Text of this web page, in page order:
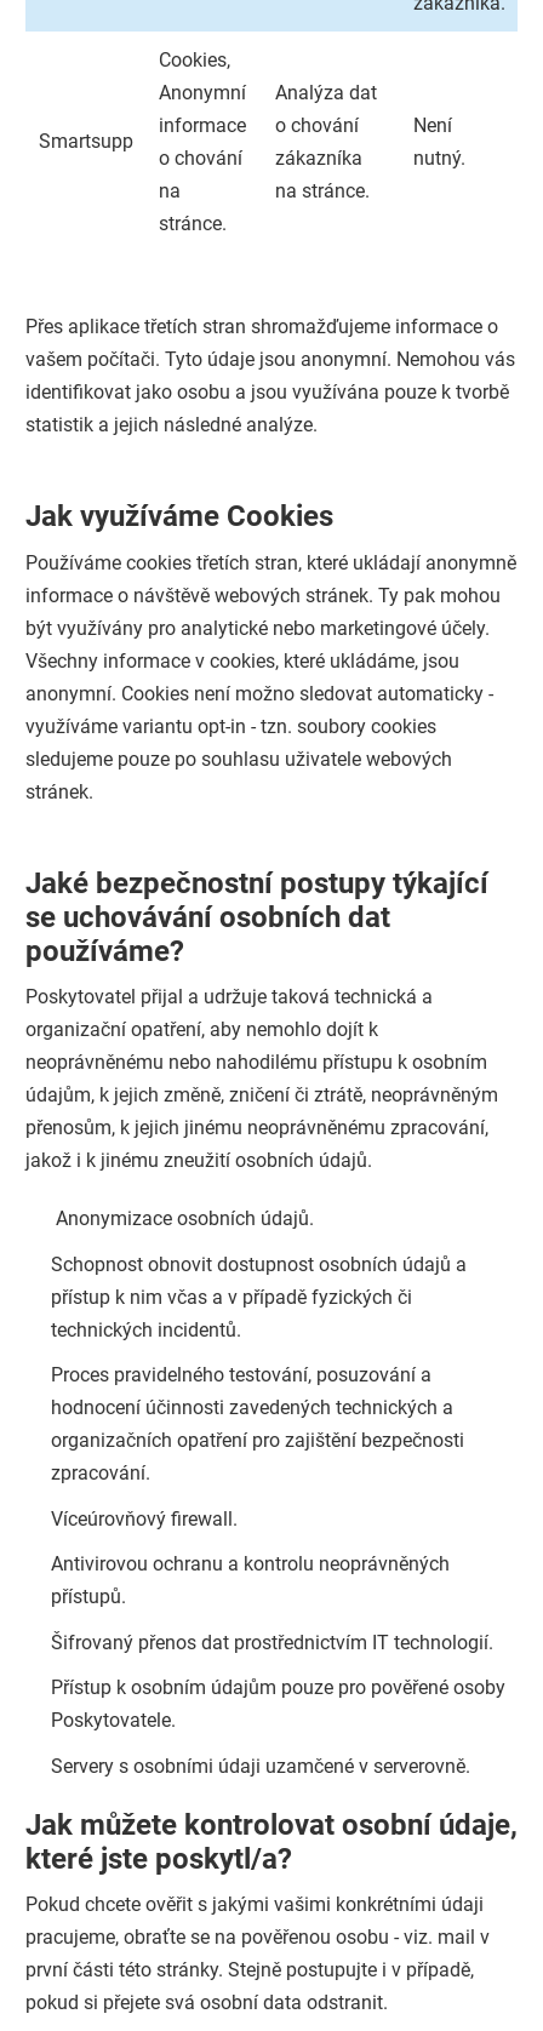
Smartsupp
Cookies,
Anonymní
informace
o chování
na
stránce.
Analýza dat
o chování
zákazníka
na stránce.
Není
nutný.
Přes aplikace třetích stran shromažďujeme informace o
vašem počítači. Tyto údaje jsou anonymní. Nemohou vás
identifikovat jako osobu a jsou využívána pouze k tvorbě
statistik a jejich následné analýze.
Jak využíváme Cookies
Používáme cookies třetích stran, které ukládají anonymně
informace o návštěvě webových stránek. Ty pak mohou
být využívány pro analytické nebo marketingové účely.
Všechny informace v cookies, které ukládáme, jsou
anonymní. Cookies není možno sledovat automaticky -
využíváme variantu opt-in - tzn. soubory cookies
sledujeme pouze po souhlasu uživatele webových
stránek.
Jaké bezpečnostní postupy týkající
se uchovávání osobních dat
používáme?
Poskytovatel přijal a udržuje taková technická a
organizační opatření, aby nemohlo dojít k
neoprávněnému nebo nahodilému přístupu k osobním
údajům, k jejich změně, zničení či ztrátě, neoprávněným
přenosům, k jejich jinému neoprávněnému zpracování,
jakož i k jinému zneužití osobních údajů.
Anonymizace osobních údajů.
Schopnost obnovit dostupnost osobních údajů a
přístup k nim včas a v případě fyzických či
technických incidentů.
Proces pravidelného testování, posuzování a
hodnocení účinnosti zavedených technických a
organizačních opatření pro zajištění bezpečnosti
zpracování.
Víceúrovňový firewall.
Antivirovou ochranu a kontrolu neoprávněných
přístupů.
Šifrovaný přenos dat prostřednictvím IT technologií.
Přístup k osobním údajům pouze pro pověřené osoby
Poskytovatele.
Servery s osobními údaji uzamčené v serverovně.
Jak můžete kontrolovat osobní údaje,
které jste poskytl/a?
Pokud chcete ověřit s jakými vašimi konkrétními údaji
pracujeme, obraťte se na pověřenou osobu - viz. mail v
první části této stránky. Stejně postupujte i v případě,
pokud si přejete svá osobní data odstranit.